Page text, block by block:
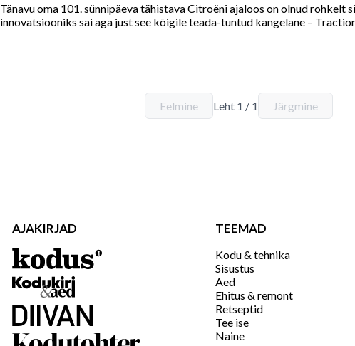
Tänavu oma 101. sünnipäeva tähistava Citroëni ajaloos on olnud
innovatsiooniks sai aga just see kõigile teada-tuntud kangelane – Traction
Eelmine Leht 1 / 1 Järgmine
AJAKIRJAD TEEMAD
Kodu & tehnika
Sisustus
Aed
Ehitus & remont
Retseptid
Tee ise
Naine